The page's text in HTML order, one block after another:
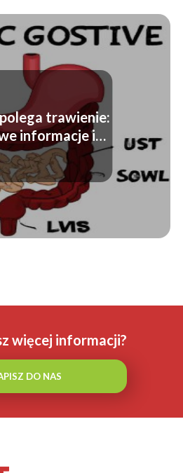
trawienie:
informacje i
trawienia
więcej informacji?
DO NAS